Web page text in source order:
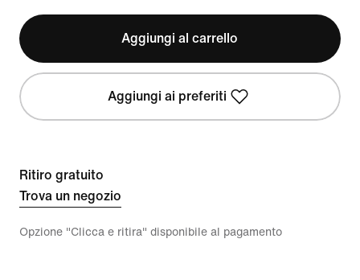
Aggiungi al carrello
Aggiungi ai preferiti
Ritiro gratuito
Trova un negozio
Opzione "Clicca e ritira" disponibile al pagamento